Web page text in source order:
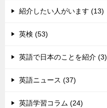
紹介したい人がいます (13)
英検 (53)
英語で日本のことを紹介 (3)
英語ニュース (37)
英語学習コラム (24)